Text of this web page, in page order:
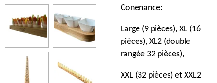
Conenance:
Large (9 pièces), XL (16
pièces), XL2 (double
rangée 32 pièces),
XXL (32 pièces) et XXL2